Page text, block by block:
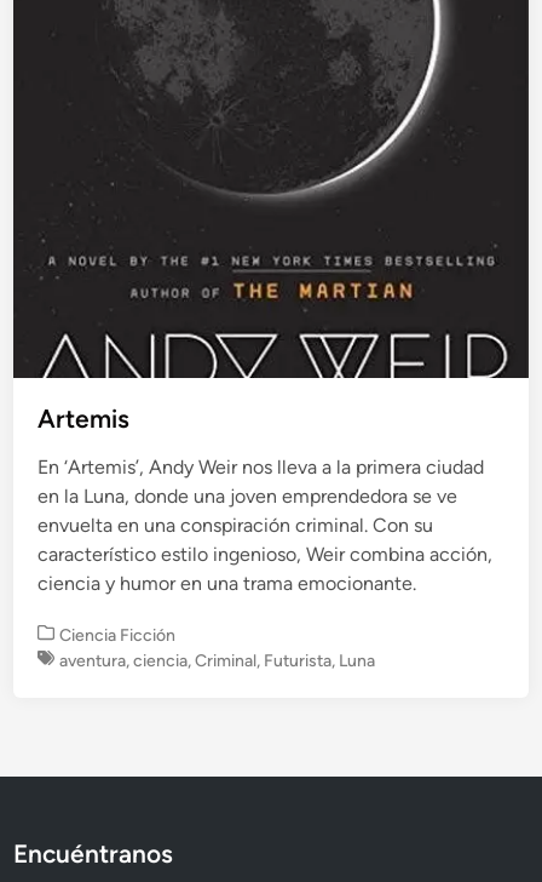
Artemis
En ‘Artemis’, Andy Weir nos lleva a la primera ciudad
en la Luna, donde una joven emprendedora se ve
envuelta en una conspiración criminal. Con su
característico estilo ingenioso, Weir combina acción,
ciencia y humor en una trama emocionante.
P
u
e
Ciencia Ficción
aventura,ciencia,Criminal, Futurista, Luna
Encuéntranos